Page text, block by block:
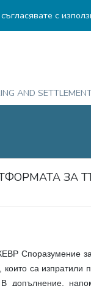
с
AND
ЗА
Споразумение
са
допълнение,